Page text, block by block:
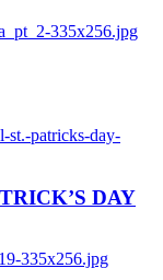
335x256.jpg
st.-patricks-day-
DAY
335x256.jpg